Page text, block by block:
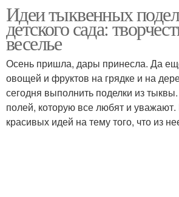
Поделки из маленькой
Идеи тыквенных
детского сада:
веселье
Осень пришла, дары принесла. Да
овощей и фруктов на грядке и на
сегодня выполнить поделки из
полей, которую все любят и уважают.
красивых идей на тему того, что из